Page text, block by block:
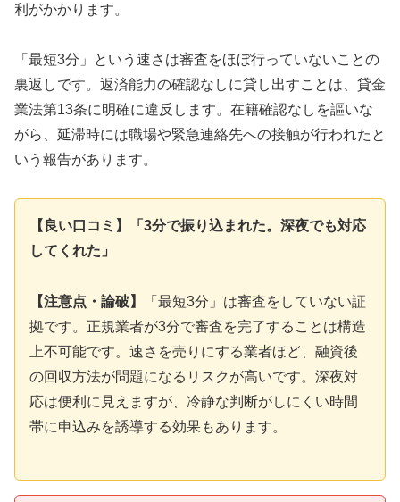
利がかかります。
「最短3分」という速さは審査をほぼ行っていないことの
裏返しです。返済能力の確認なしに貸し出すことは、貸金
業法第13条に明確に違反します。在籍確認なしを謳いな
がら、延滞時には職場や緊急連絡先への接触が行われたと
いう報告があります。
【良い口コミ】「3分で振り込まれた。深夜でも対応
してくれた」
【注意点・論破】
「最短3分」は審査をしていない証
拠です。正規業者が3分で審査を完了することは構造
上不可能です。速さを売りにする業者ほど、融資後
の回収方法が問題になるリスクが高いです。深夜対
応は便利に見えますが、冷静な判断がしにくい時間
帯に申込みを誘導する効果もあります。